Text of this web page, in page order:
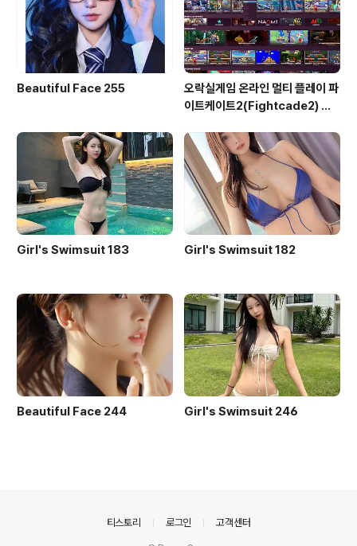
Beautiful Face 255
오락실게임 온라인 멀티 플레이 파
이트케이트2(Fightcade2) 설
Girl's Swimsuit 183 Girl's Swimsuit 182
Beautiful Face 244 Girl's Swimsuit 246
티스토리 로그인 고객센터